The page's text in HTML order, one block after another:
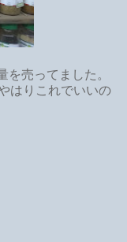
売ってました。
はりこれでいいの